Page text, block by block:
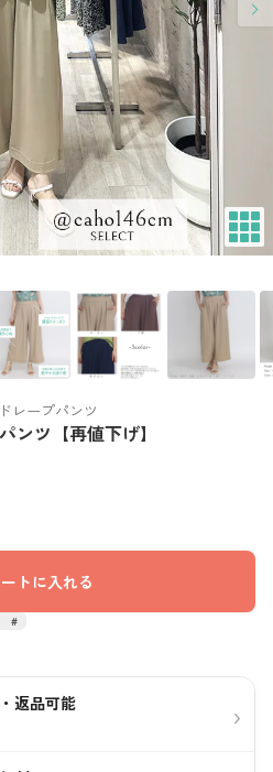
レープパンツ
ンツ【再値下げ】
トに入れる
返品可能 ›